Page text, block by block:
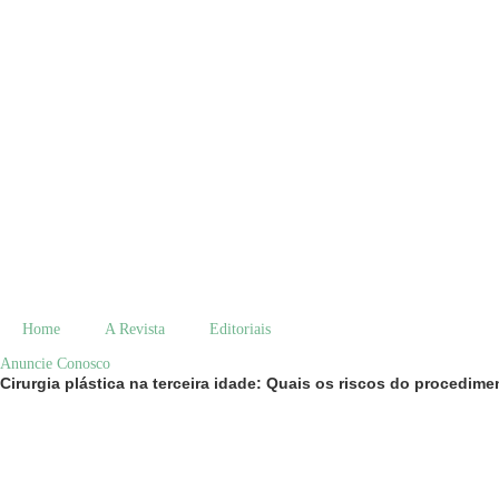
Home A Revista Editoriais
Anuncie Conosco
Cirurgia plástica na terceira idade: Quais os riscos do